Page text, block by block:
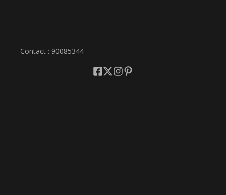
Contact : 90085344